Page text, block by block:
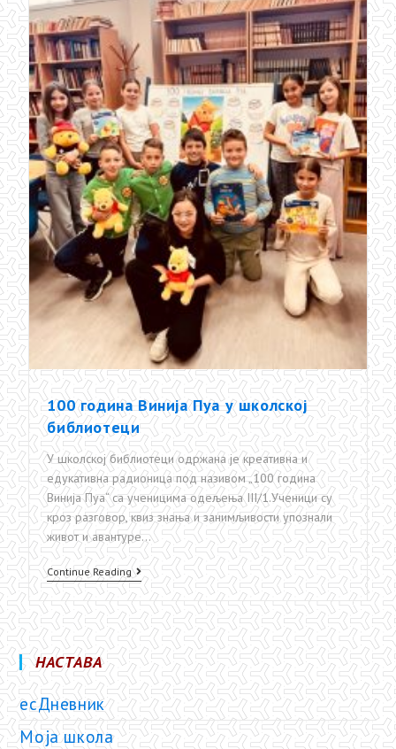
100 година Винија Пуа у школској
библиотеци
У школској библиотеци одржана је креативна и
едукативна радионица под називом „100 година
Винија Пуа“ са ученицима одељења III/1.Ученици су
кроз разговор, квиз знања и занимљивости упознали
живот и авантуре…
Continue Reading
100
година
Винија
Пуа
у
школској
библиотеци
НАСТАВА
есДневник
Моја школа